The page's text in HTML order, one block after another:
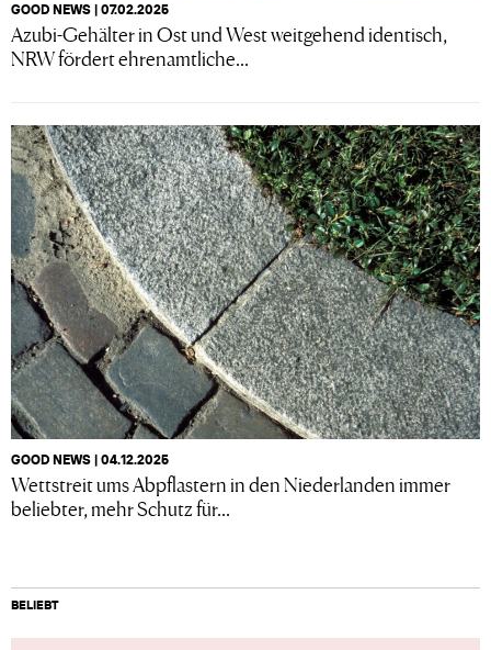
GOOD NEWS | 07.02.2025
Azubi-Gehälter in Ost und West weitgehend identisch,
NRW fördert ehrenamtliche...
GOOD NEWS | 04.12.2025
Wettstreit ums Abpflastern in den Niederlanden immer
beliebter, mehr Schutz für...
BELIEBT